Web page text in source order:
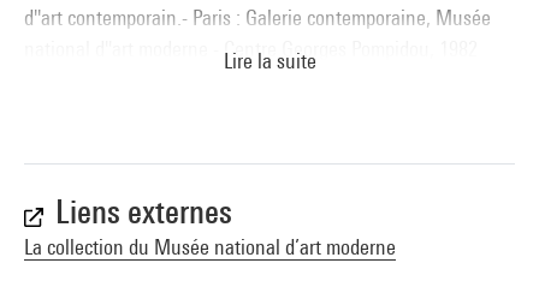
d''art contemporain.- Paris : Galerie contemporaine, Musée
national d''art moderne - Centre Georges Pompidou, 1982
BLISTENE (Bernard). - "L''Arte Povera dans les collections du
Musée national d''art moderne", in Cahiers du Musée
Lire la suite
Liens externes
La collection du Musée national d’art moderne